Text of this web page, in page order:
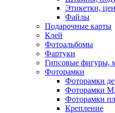
Этикетки,
Файлы
Подарочные карты
Клей
Фотоальбомы
Фартуки
Гипсовые фигуры,
Фоторамки
Фоторамки
Фоторамки
Фоторамки
Крепление